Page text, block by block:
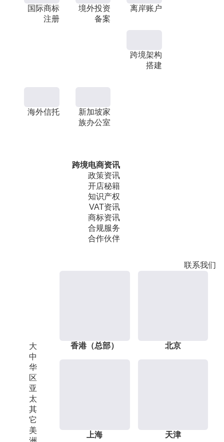
国际商标
注册
境外投资
备案
离岸账户
跨境架构
搭建
海外信托
新加坡家
族办公室
跨境电商资讯
政策资讯
开店秘籍
知识产权
VAT资讯
商标资讯
合规服务
合作伙伴
联系我们
大
中
华
区
亚
太
其
它
美
香港（总部） 北京
上海 天津